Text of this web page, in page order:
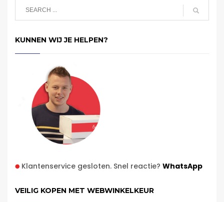
KUNNEN WIJ JE HELPEN?
Klantenservice gesloten. Snel reactie? WhatsApp
VEILIG KOPEN MET WEBWINKELKEUR